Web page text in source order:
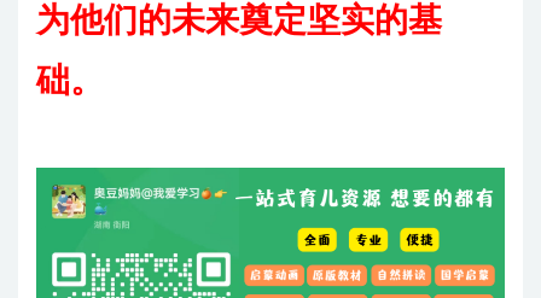
为他们的未来奠定坚实的基
础。